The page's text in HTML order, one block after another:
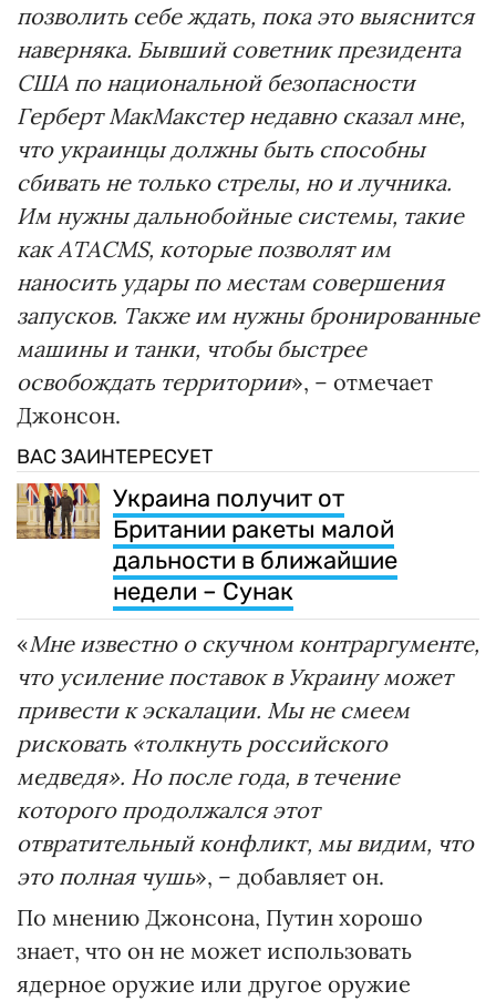
позволить себе ждать, пока это выяснится
наверняка. Бывший советник президента
США по национальной безопасности
Герберт МакМакстер недавно сказал мне,
что украинцы должны быть способны
сбивать не только стрелы, но и лучника.
Им нужны дальнобойные системы, такие
как ATACMS, которые позволят им
наносить удары по местам совершения
запусков. Также им нужны бронированные
машины и танки, чтобы быстрее
освобождать территории», – отмечает
Джонсон.
ВАС ЗАИНТЕРЕСУЕТ
Украина получит от
Британии ракеты малой
дальности в ближайшие
недели – Сунак
«Мне известно о скучном контраргументе,
что усиление поставок в Украину может
привести к эскалации. Мы не смеем
рисковать «толкнуть российского
медведя». Но после года, в течение
которого продолжался этот
отвратительный конфликт, мы видим, что
это полная чушь», – добавляет он.
По мнению Джонсона, Путин хорошо
знает, что он не может использовать
ядерное оружие или другое оружие